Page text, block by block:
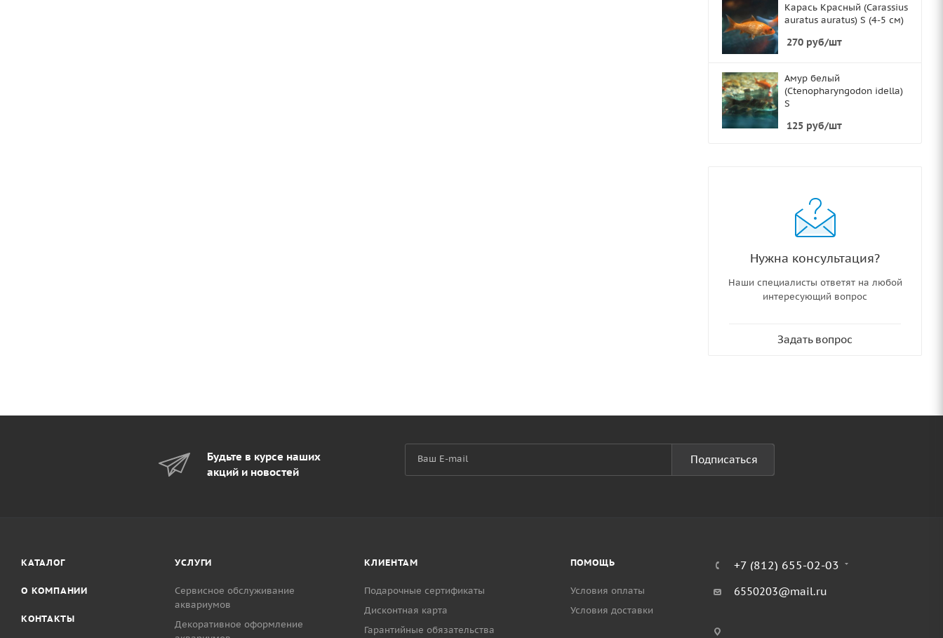
Карась Красный (Carassius
auratus auratus) S (4-5 см)
270 руб/шт
Амур белый
(Ctenopharyngodon idella)
S
125 руб/шт
Нужна консультация?
Наши специалисты ответят на любой
интересующий вопрос
Задать вопрос
Будьте в курсе наших
акций и новостей
Подписаться
КАТАЛОГ
О КОМПАНИИ
КОНТАКТЫ
УСЛУГИ
Сервисное обслуживание
аквариумов
Декоративное оформление
КЛИЕНТАМ
Подарочные сертификаты
Дисконтная карта
Гарантийные обязательства
ПОМОЩЬ
Условия оплаты
Условия доставки
+7 (812) 655-02-03
6550203@mail.ru